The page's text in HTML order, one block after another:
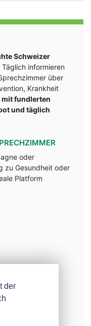
Schweizer
Täglich informieren
über
Krankheit
fundlerten
und täglich
oder
zu Gesundheit oder
Platform
der